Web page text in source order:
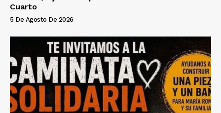
Cuarto
5 De Agosto De 2026